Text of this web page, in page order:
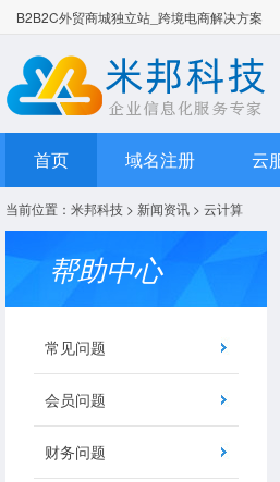
B2B2C外贸商城独立站_跨境电商解决方案
首页 域名注册 云
当前位置： 米邦科技 > 新闻资讯 > 云计算
帮助中心
常见问题
会员问题
财务问题